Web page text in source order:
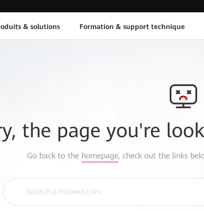
& solutions Formation & support technique
the page you're
Go back to the homepage, check out the links